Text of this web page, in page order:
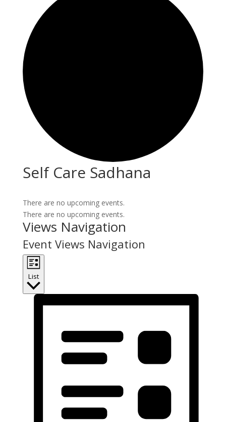
Self Care Sadhana
There are no upcoming events.
There are no upcoming events.
Views Navigation
Event Views Navigation
List